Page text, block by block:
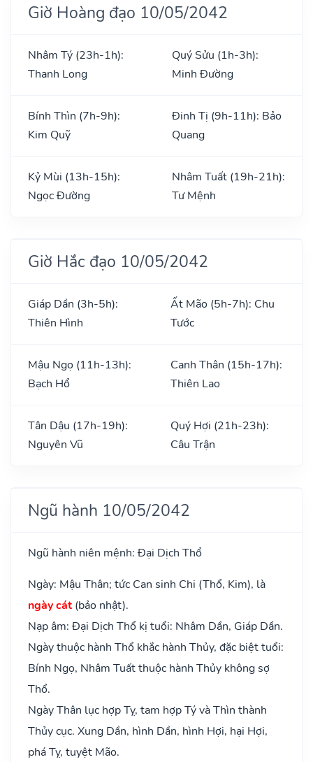
Giờ Hoàng đạo 10/05/2042
Nhâm Tý (23h-1h):
Thanh Long
Quý Sửu (1h-3h):
Minh Đường
Bính Thìn (7h-9h):
Kim Quỹ
Đinh Tị (9h-11h): Bảo
Quang
Kỷ Mùi (13h-15h):
Ngọc Đường
Nhâm Tuất (19h-21h):
Tư Mệnh
Giờ Hắc đạo 10/05/2042
Giáp Dần (3h-5h):
Thiên Hình
Ất Mão (5h-7h): Chu
Tước
Mậu Ngọ (11h-13h):
Bạch Hổ
Canh Thân (15h-17h):
Thiên Lao
Tân Dậu (17h-19h):
Nguyên Vũ
Quý Hợi (21h-23h):
Câu Trận
Ngũ hành 10/05/2042
Ngũ hành niên mệnh: Đại Dịch Thổ
Ngày: Mậu Thân; tức Can sinh Chi (Thổ, Kim), là
ngày cát(bảo nhật).
Nạp âm: Đại Dịch Thổ kị tuổi: Nhâm Dần, Giáp Dần.
Ngày thuộc hành Thổ khắc hành Thủy, đặc biệt tuổi:
Bính Ngọ, Nhâm Tuất thuộc hành Thủy không sợ
Thổ.
Ngày Thân lục hợp Tỵ, tam hợp Tý và Thìn thành
Thủy cục. Xung Dần, hình Dần, hình Hợi, hại Hợi,
phá Tỵ, tuyệt Mão.